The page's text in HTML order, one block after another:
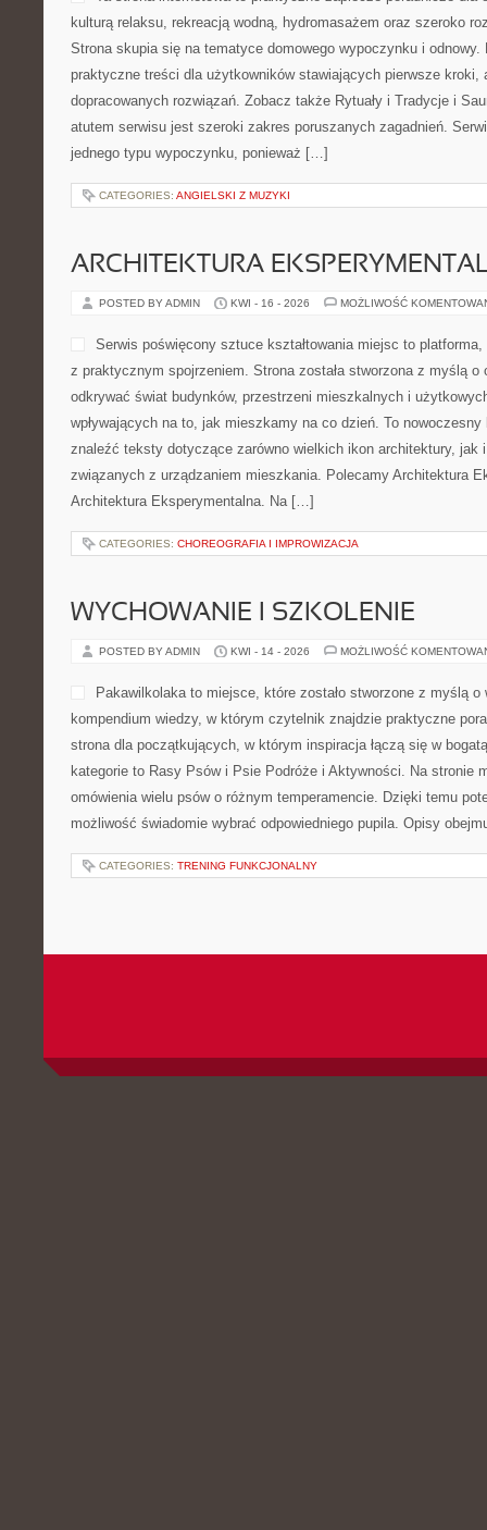
kulturą relaksu, rekreacją wodną, hydromasażem oraz szeroko
Strona skupia się na tematyce domowego wypoczynku i odnowy.
praktyczne treści dla użytkowników stawiających pierwsze kroki,
dopracowanych rozwiązań. Zobacz także Rytuały i Tradycje i
atutem serwisu jest szeroki zakres poruszanych zagadnień.
jednego typu wypoczynku, ponieważ […]
CATEGORIES: ANGIELSKI Z MUZYKI
ARCHITEKTURA
POSTED BY ADMIN KWI - 16 - 2026 MOŻLIWOŚĆ
Serwis poświęcony sztuce kształtowania miejsc to
z praktycznym spojrzeniem. Strona została stworzona z myślą o
odkrywać świat budynków, przestrzeni mieszkalnych i
wpływających na to, jak mieszkamy na co dzień. To
znaleźć teksty dotyczące zarówno wielkich ikon architektury, jak
związanych z urządzaniem mieszkania. Polecamy Architektura
Architektura Eksperymentalna. Na […]
CATEGORIES: CHOREOGRAFIA I IMPROWIZACJA
WYCHOWANIE I SZKOLENIE
POSTED BY ADMIN KWI - 14 - 2026 MOŻLIWOŚĆ
Pakawilkolaka to miejsce, które zostało stworzone z myślą o
kompendium wiedzy, w którym czytelnik znajdzie praktyczne
strona dla początkujących, w którym inspiracja łączą się w
kategorie to Rasy Psów i Psie Podróże i Aktywności. Na stronie
omówienia wielu psów o różnym temperamencie. Dzięki temu
możliwość świadomie wybrać odpowiedniego pupila. Opisy
CATEGORIES: TRENING FUNKCJONALNY